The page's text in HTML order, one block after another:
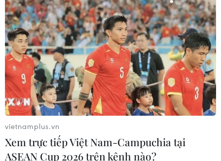
Tổng Biên tập: TRẦN TIẾN DUẨN
Phó Tổng Biên tập: NGUYỄN THỊ TÁM, KHÚC THANH
THỦY
Sở hữu trí tuệ
Quy định sử dụng
RSS
Hỗ trợ
Ngôn ngữ
TTXVN
Dịch vụ tin
Liên hệ
vietnamplus.vn
Xem trực tiếp Việt Nam-Campuchia tại
ASEAN Cup 2026 trên kênh nào?